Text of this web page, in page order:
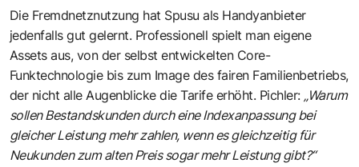
Die Fremdnetznutzung hat Spusu als Handyanbieter
jedenfalls gut gelernt. Professionell spielt man eigene
Assets aus, von der selbst entwickelten Core-
Funktechnologie bis zum Image des fairen Familienbetriebs,
der nicht alle Augenblicke die Tarife erhöht. Pichler: „Warum
sollen Bestandskunden durch eine Indexanpassung bei
gleicher Leistung mehr zahlen, wenn es gleichzeitig für
Neukunden zum alten Preis sogar mehr Leistung gibt?“